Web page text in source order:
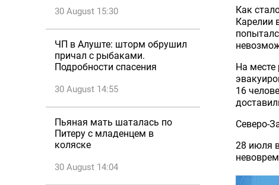
30 August 15:30
ЧП в Алуште: шторм обрушил
причал с рыбаками.
Подробности спасения
30 August 14:55
Пьяная мать шаталась по
Питеру с младенцем в
коляске
30 August 14:04
Как
Карелии
На месте
16
Северо-
28 июля